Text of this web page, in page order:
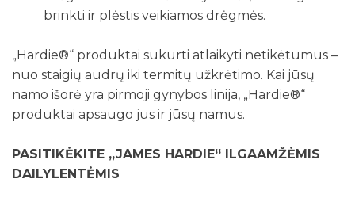
brinkti ir plėstis veikiamos drėgmės.
„Hardie®“ produktai sukurti atlaikyti netikėtumus –
nuo staigių audrų iki termitų užkrėtimo. Kai jūsų
namo išorė yra pirmoji gynybos linija, „Hardie®“
produktai apsaugo jus ir jūsų namus.
PASITIKĖKITE „JAMES HARDIE“ ILGAAMŽĖMIS
DAILYLENTĖMIS